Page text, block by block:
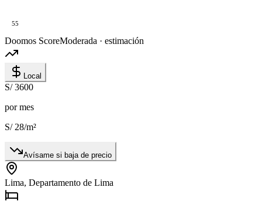
55
Doomos ScoreModerada · estimación
Local
S/ 3600
por mes
S/ 28/m²
Avísame si baja de precio
Lima, Departamento de Lima